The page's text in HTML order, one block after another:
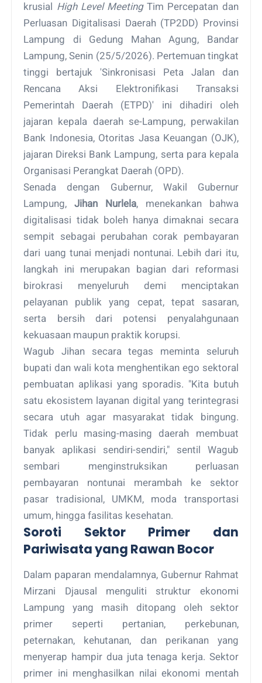
krusial High Level MeetingTim Percepatan dan
Perluasan Digitalisasi Daerah (TP2DD) Provinsi
Lampung di Gedung Mahan Agung, Bandar
Lampung, Senin (25/5/2026). Pertemuan tingkat
tinggi bertajuk 'Sinkronisasi Peta Jalan dan
Rencana Aksi Elektronifikasi Transaksi
Pemerintah Daerah (ETPD)' ini dihadiri oleh
jajaran kepala daerah se-Lampung, perwakilan
Bank Indonesia, Otoritas Jasa Keuangan (OJK),
jajaran Direksi Bank Lampung, serta para kepala
Organisasi Perangkat Daerah (OPD).
Senada dengan Gubernur, Wakil Gubernur
Lampung,Jihan Nurlela, menekankan bahwa
digitalisasi tidak boleh hanya dimaknai secara
sempit sebagai perubahan corak pembayaran
dari uang tunai menjadi nontunai. Lebih dari itu,
langkah ini merupakan bagian dari reformasi
birokrasi menyeluruh demi menciptakan
pelayanan publik yang cepat, tepat sasaran,
serta bersih dari potensi penyalahgunaan
kekuasaan maupun praktik korupsi.
Wagub Jihan secara tegas meminta seluruh
bupati dan wali kota menghentikan ego sektoral
pembuatan aplikasi yang sporadis. "Kita butuh
satu ekosistem layanan digital yang terintegrasi
secara utuh agar masyarakat tidak bingung.
Tidak perlu masing-masing daerah membuat
banyak aplikasi sendiri-sendiri," sentil Wagub
sembari menginstruksikan perluasan
pembayaran nontunai merambah ke sektor
pasar tradisional, UMKM, moda transportasi
umum, hingga fasilitas kesehatan.
Soroti Sektor Primer dan
Pariwisata yang Rawan Bocor
Dalam paparan mendalamnya, Gubernur Rahmat
Mirzani Djausal menguliti struktur ekonomi
Lampung yang masih ditopang oleh sektor
primer seperti pertanian, perkebunan,
peternakan, kehutanan, dan perikanan yang
menyerap hampir dua juta tenaga kerja. Sektor
primer ini menghasilkan nilai ekonomi mentah